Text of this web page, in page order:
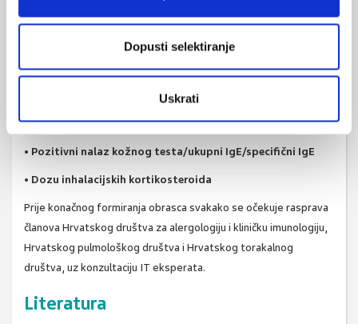
Dopusti selektiranje
Uskrati
•Učestalost težih egzacerbacija / upotreba sistemskih
kortikosteroida u prethodnoj godini
•Broj teških egzacerbacija/ hospitalizacija u JIL ili
mehanička ventilacija u prethodnoj godini
•FEV1 % nakon primjene prikladnog bronhodilatatora
• Pozitivni nalaz kožnog testa/ukupni IgE/specifični IgE
• Dozu inhalacijskih kortikosteroida
Prije konačnog formiranja obrasca svakako se očekuje rasprava
članova Hrvatskog društva za aler­gologiju i kliničku imunologiju,
Hrvatskog pulmološkog društva i Hrvatskog torakalnog
društva, uz konzultaciju IT eksperata.
Literatura